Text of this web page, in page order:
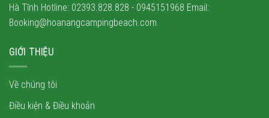
Hà Tĩnh Hotline: 02393.828.828 - 0945151968 Email:
Booking@hoanangcampingbeach.com
GIỚI THIỆU
Về chúng tôi
Điều kiện & Điều khoản